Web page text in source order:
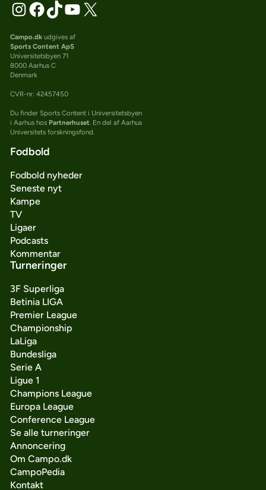
Campo.dkudgives af
Sports Content ApS
Universitetsbyen 71
8000 Aarhus C
Denmark
CVR-nr: 42457450
Du finder Sports Content i Universitetsbyen
i Aarhus hos Partnerhuset . En del af Aarhus
Universitets forskningsfond.
Fodbold
Fodbold nyheder
Seneste nyt
Kampe
TV
Ligaer
Podcasts
Kommentar
Turneringer
3F Superliga
Betinia LIGA
Premier League
Championship
LaLiga
Bundesliga
Serie A
Ligue 1
Champions League
Europa League
Conference League
Se alle turneringer
Annoncering
Om Campo.dk
CampoPedia
Kontakt